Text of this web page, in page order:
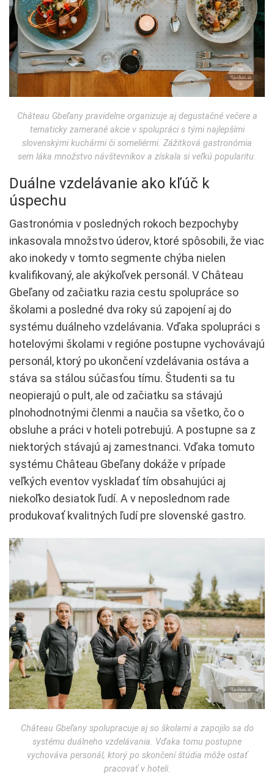
Château Gbeľany pravidelne organizuje aj degustačné večere a
tematicky zamerané akcie v spolupráci s tými najlepšími
slovenskými kuchármi či someliérmi. Zážitková gastronómia
sem láka množstvo návštevníkov a získala si veľkú popularitu.
Duálne vzdelávanie ako kľúč k
úspechu
Gastronómia v posledných rokoch bezpochyby
inkasovala množstvo úderov, ktoré spôsobili, že viac
ako inokedy v tomto segmente chýba nielen
kvalifikovaný, ale akýkoľvek personál. V Château
Gbeľany od začiatku razia cestu spolupráce so
školami a posledné dva roky sú zapojení aj do
systému duálneho vzdelávania. Vďaka spolupráci s
hotelovými školami v regióne postupne vychovávajú
personál, ktorý po ukončení vzdelávania ostáva a
stáva sa stálou súčasťou tímu. Študenti sa tu
neopierajú o pult, ale od začiatku sa stávajú
plnohodnotnými členmi a naučia sa všetko, čo o
obsluhe a práci v hoteli potrebujú. A postupne sa z
niektorých stávajú aj zamestnanci. Vďaka tomuto
systému Château Gbeľany dokáže v prípade
veľkých eventov vyskladať tím obsahujúci aj
niekoľko desiatok ľudí. A v neposlednom rade
produkovať kvalitných ľudí pre slovenské gastro.
Château Gbeľany spolupracuje aj so školami a zapojilo sa do
systému duálneho vzdelávania. Vďaka tomu postupne
vychováva personál, ktorý po skončení štúdia môže ostať
pracovať v hoteli.